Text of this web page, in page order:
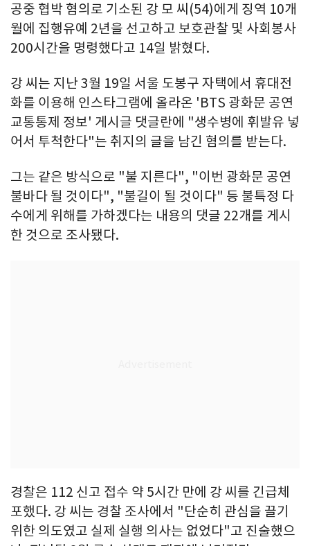
공중 협박 혐의로 기소된 강 모 씨(54)에게 징역 10개
월에 집행유예 2년을 선고하고 보호관찰 및 사회봉사
200시간을 명령했다고 14일 밝혔다.
강 씨는 지난 3월 19일 서울 도봉구 자택에서 휴대전
화를 이용해 인스타그램에 올라온 'BTS 광화문 공연
교통통제 정보' 게시글 댓글란에 "생수병에 휘발유 넣
어서 투척한다"는 취지의 글을 남긴 혐의를 받는다.
그는 같은 방식으로 "불 지른다", "이번 광화문 공연
불바다 될 것이다", "불길이 될 것이다" 등 불특정 다
수에게 위해를 가하겠다는 내용의 댓글 22개를 게시
한 것으로 조사됐다.
경찰은 112 신고 접수 약 5시간 만에 강 씨를 긴급체
포했다. 강 씨는 경찰 조사에서 "단순히 관심을 끌기
위한 의도였고 실제 실행 의사는 없었다"고 진술했으